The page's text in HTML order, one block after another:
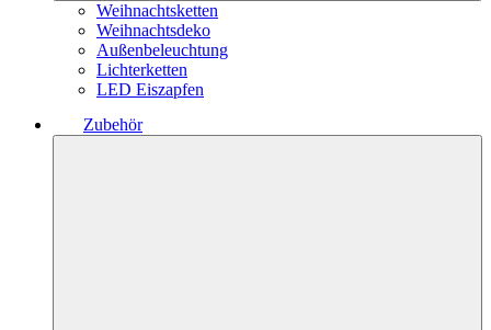
Weihnachtsketten
Weihnachtsdeko
Außenbeleuchtung
Lichterketten
LED Eiszapfen
Zubehör